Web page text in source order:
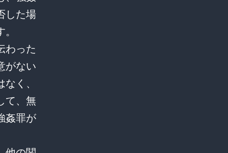
した場
わった
がない
く、
て、無
姦罪が